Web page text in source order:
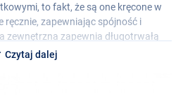
to fakt, że są one kręcone w
ręcznie, zapewniając spójność i
zewnętrzna zapewnia długotrwałą
lub nawet dłużej, dzięki czemu
Czytaj dalej